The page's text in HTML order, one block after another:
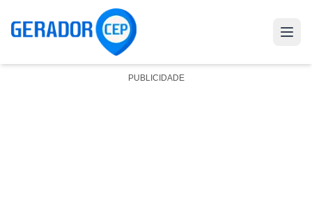
PUBLICIDADE